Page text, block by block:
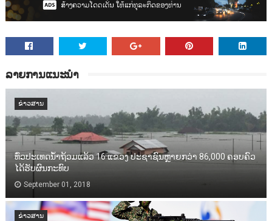
ລາຍການແນະນຳ
ຂ່າວສານ
ທົ່ວປະເທດນ້ຳຖ້ວມແລ້ວ 16 ແຂວງ ປະຊາຊົນຫຼາຍກວ່າ 86,000​ ຄອບຄົວ
ໄດ້ຮັບຜົນກະທົບ
September 01, 2018
ຂ່າວສານ